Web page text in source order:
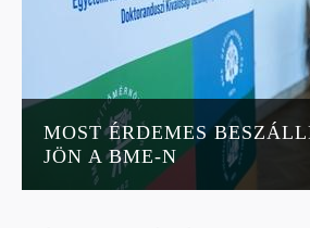
MOST ÉRDEMES
JÖN A BME-N